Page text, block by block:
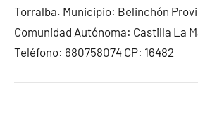
Torralba. Municipio: Belinchón
Comunidad Autónoma: Castilla La
Teléfono: 680758074 CP: 16482